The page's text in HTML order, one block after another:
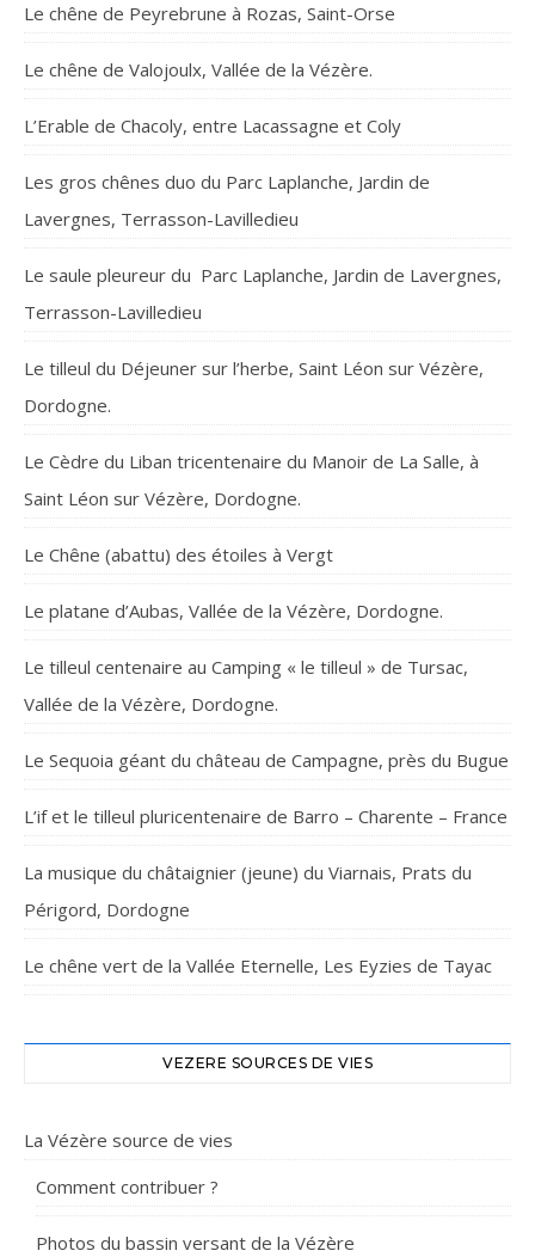
Le chêne de Peyrebrune à Rozas, Saint-Orse
Le chêne de Valojoulx, Vallée de la Vézère.
L’Erable de Chacoly, entre Lacassagne et Coly
Les gros chênes duo du Parc Laplanche, Jardin de
Lavergnes, Terrasson-Lavilledieu
Le saule pleureur du Parc Laplanche, Jardin de Lavergnes,
Terrasson-Lavilledieu
Le tilleul du Déjeuner sur l’herbe, Saint Léon sur Vézère,
Dordogne.
Le Cèdre du Liban tricentenaire du Manoir de La Salle, à
Saint Léon sur Vézère, Dordogne.
Le Chêne (abattu) des étoiles à Vergt
Le platane d’Aubas, Vallée de la Vézère, Dordogne.
Le tilleul centenaire au Camping « le tilleul » de Tursac,
Vallée de la Vézère, Dordogne.
Le Sequoia géant du château de Campagne, près du Bugue
L’if et le tilleul pluricentenaire de Barro – Charente – France
La musique du châtaignier (jeune) du Viarnais, Prats du
Périgord, Dordogne
Le chêne vert de la Vallée Eternelle, Les Eyzies de Tayac
VEZERE SOURCES DE VIES
La Vézère source de vies
Comment contribuer ?
Photos du bassin versant de la Vézère